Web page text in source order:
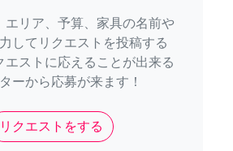
エリア、予算、家具の名前や
してリクエストを投稿する
エストに応えることが出来る
ーから応募が来ます！
リクエストをする